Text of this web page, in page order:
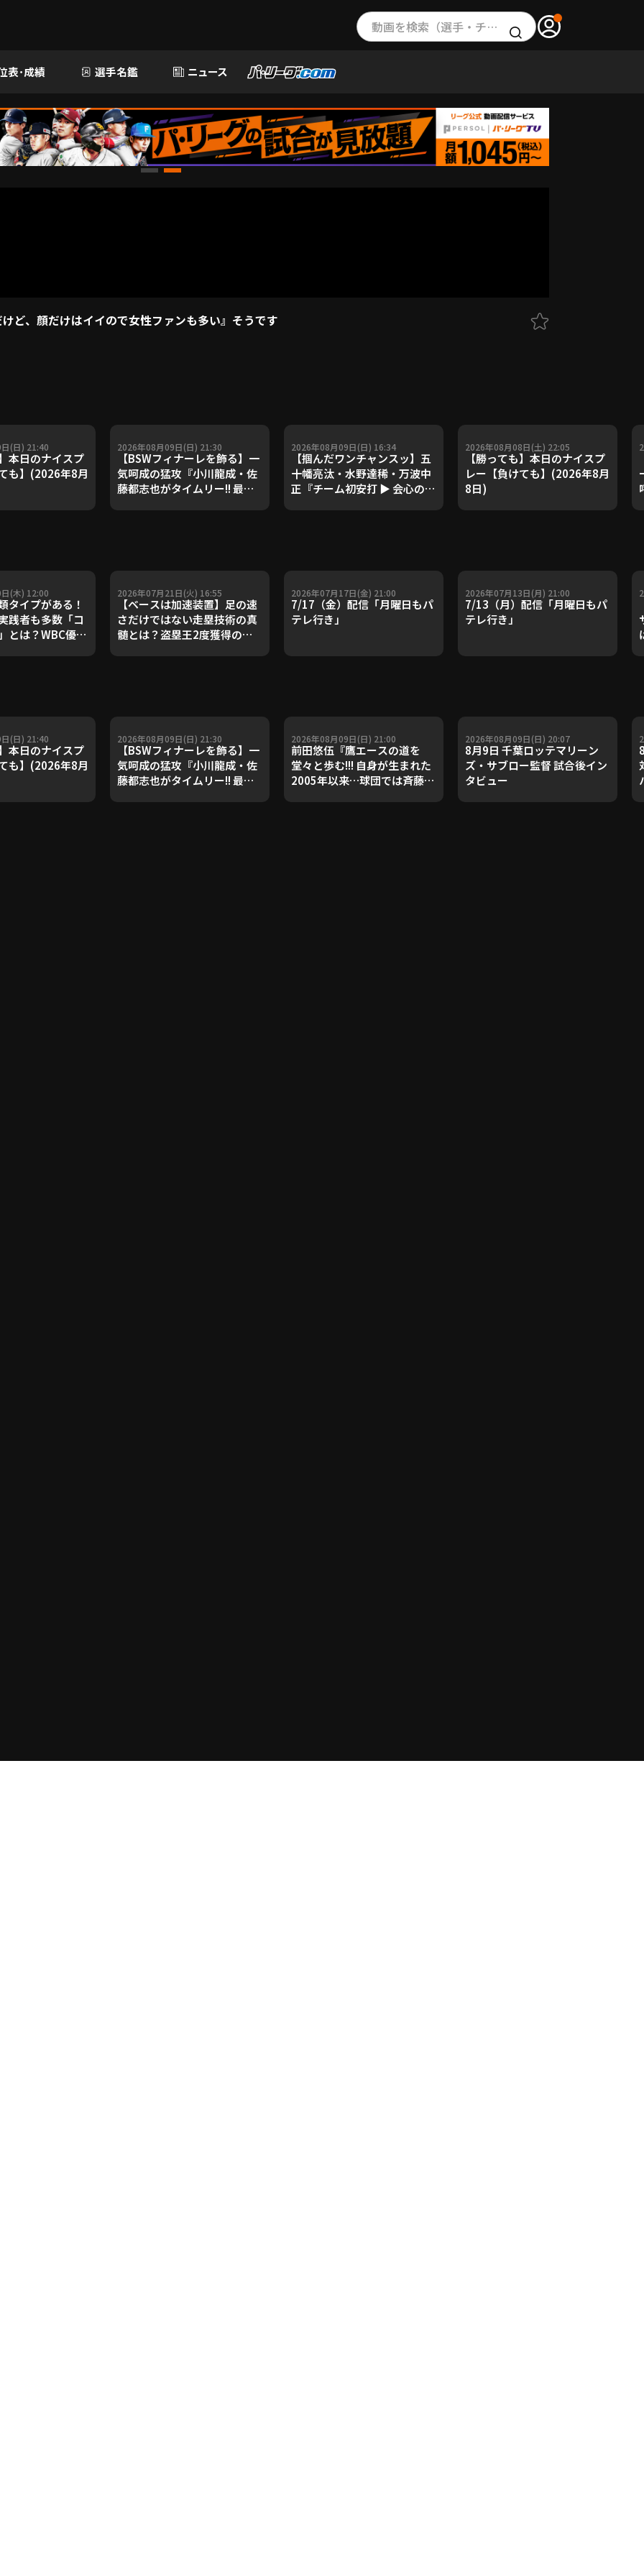
動画を検索（選手・チーム・プレー内容…）
表･成績 選手名鑑 ニュース
ど、顔だけはイイので女性ファンも多い』そうです
(日) 21:40
本日のナイスプ
も】(2026年8月
2026年08月09日(日) 21:30
【BSWフィナーレを飾る】一
気呵成の猛攻『小川龍成・佐
藤都志也がタイムリー!! 最後
2026年08月09日(日) 16:34
【掴んだワンチャンスッ】五
十幡亮汰・水野達稀・万波中
正『チーム初安打 ▶︎ 会心のバ
2026年08月08日(土) 22:05
【勝っても】本日のナイスプ
レー【負けても】(2026年8月
8日)
(木) 12:00
タイプがある！
践者も多数「コ
とは？WBC優勝
2026年07月21日(火) 16:55
【ベースは加速装置】足の速
さだけではない走塁技術の真
髄とは？盗塁王2度獲得の金
2026年07月17日(金) 21:00
7/17（金）配信「月曜日もパ
テレ行き」
2026年07月13日(月) 21:00
7/13（月）配信「月曜日もパ
テレ行き」
(日) 21:40
本日のナイスプ
も】(2026年8月
2026年08月09日(日) 21:30
【BSWフィナーレを飾る】一
気呵成の猛攻『小川龍成・佐
藤都志也がタイムリー!! 最後
2026年08月09日(日) 21:00
前田悠伍『鷹エースの道を
堂々と歩む!!! 自身が生まれた
2005年以来…球団では斉藤和
2026年08月09日(日) 20:07
8月9日 千葉ロッテマリーン
ズ・サブロー監督 試合後イン
タビュー